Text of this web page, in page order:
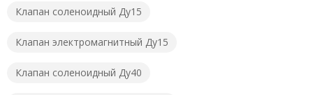
Клапан соленоидный Ду15
Клапан электромагнитный Ду15
Клапан соленоидный Ду40